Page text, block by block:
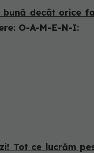
decât orice
O-A-M-E-N-I:
Tot ce lucrăm